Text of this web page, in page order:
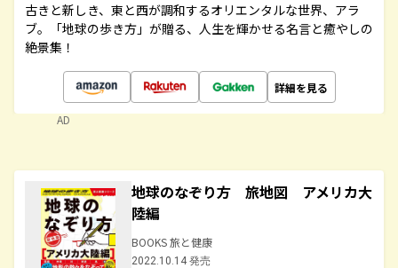
古きと新しき、東と西が調和するオリエンタルな世界、アラ
ブ。「地球の歩き方」が贈る、人生を輝かせる名言と癒やしの
絶景集！
詳細を見る
AD
地球のなぞり方 旅地図 アメリカ大
陸編
BOOKS 旅と健康
2022.10.14 発売